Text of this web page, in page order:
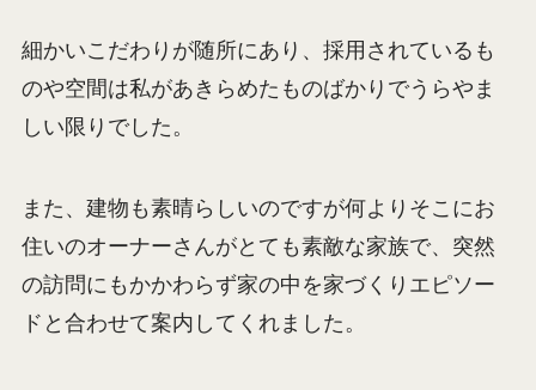
細かいこだわりが随所にあり、採用されているも
のや空間は私があきらめたものばかりでうらやま
しい限りでした。
また、建物も素晴らしいのですが何よりそこにお
住いのオーナーさんがとても素敵な家族で、突然
の訪問にもかかわらず家の中を家づくりエピソー
ドと合わせて案内してくれました。